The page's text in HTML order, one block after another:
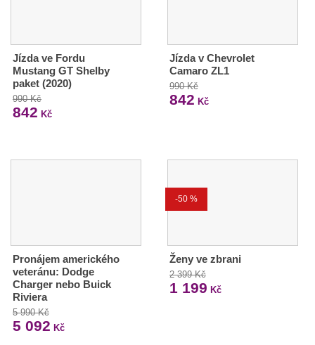
Jízda ve Fordu
Mustang GT Shelby
paket (2020)
990 Kč
842 Kč
Jízda v Chevrolet
Camaro ZL1
990 Kč
842 Kč
Pronájem amerického
veteránu: Dodge
Charger nebo Buick
Riviera
5 990 Kč
5 092 Kč
-50 %
Ženy ve zbrani
2 399 Kč
1 199 Kč